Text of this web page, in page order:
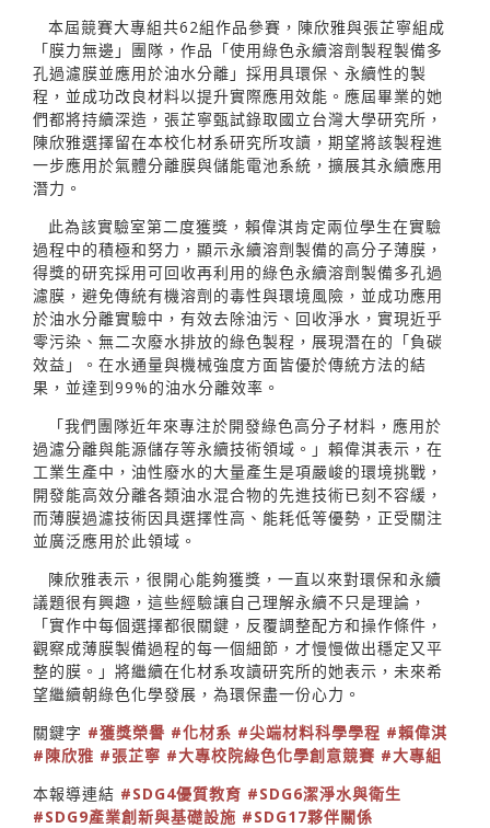
本屆競賽大專組共62組作品參賽，陳欣雅與張芷寧組成
「膜力無邊」團隊，作品「使用綠色永續溶劑製程製備多
孔過濾膜並應用於油水分離」採用具環保、永續性的製
程，並成功改良材料以提升實際應用效能。應屆畢業的她
們都將持續深造，張芷寧甄試錄取國立台灣大學研究所，
陳欣雅選擇留在本校化材系研究所攻讀，期望將該製程進
一步應用於氣體分離膜與儲能電池系統，擴展其永續應用
潛力。
此為該實驗室第二度獲獎，賴偉淇肯定兩位學生在實驗
過程中的積極和努力，顯示永續溶劑製備的高分子薄膜，
得獎的研究採用可回收再利用的綠色永續溶劑製備多孔過
濾膜，避免傳統有機溶劑的毒性與環境風險，並成功應用
於油水分離實驗中，有效去除油污、回收淨水，實現近乎
零污染、無二次廢水排放的綠色製程，展現潛在的「負碳
效益」。在水通量與機械強度方面皆優於傳統方法的結
果，並達到99%的油水分離效率。
「我們團隊近年來專注於開發綠色高分子材料，應用於
過濾分離與能源儲存等永續技術領域。」賴偉淇表示，在
工業生產中，油性廢水的大量產生是項嚴峻的環境挑戰，
開發能高效分離各類油水混合物的先進技術已刻不容緩，
而薄膜過濾技術因具選擇性高、能耗低等優勢，正受關注
並廣泛應用於此領域。
陳欣雅表示，很開心能夠獲獎，一直以來對環保和永續
議題很有興趣，這些經驗讓自己理解永續不只是理論，
「實作中每個選擇都很關鍵，反覆調整配方和操作條件，
觀察成薄膜製備過程的每一個細節，才慢慢做出穩定又平
整的膜。」將繼續在化材系攻讀研究所的她表示，未來希
望繼續朝綠色化學發展，為環保盡一份心力。
關鍵字 #獲獎榮譽 #化材系 #尖端材料科學學程 #賴偉淇
#陳欣雅 #張芷寧 #大專校院綠色化學創意競賽 #大專組
本報導連結 #SDG4優質教育 #SDG6潔淨水與衛生
#SDG9產業創新與基礎設施 #SDG17夥伴關係